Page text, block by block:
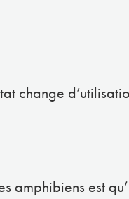
change
amphibiens est